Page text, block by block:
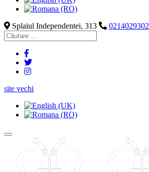
Splaiul Independentei, 313 0214029302
site vechi